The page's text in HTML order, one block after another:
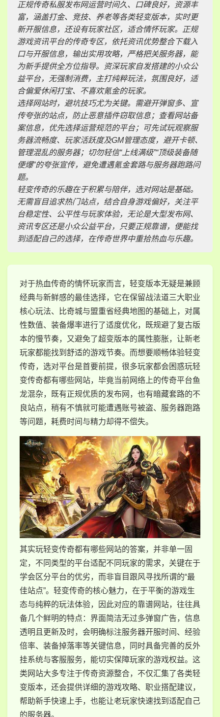
正规传奇私服发布网运营时间久、口碑良好，资源丰
富，涵盖打金、竞技、养老等各类轻变版本，实时更
新开服信息，还设有玩家社区，适合情怀玩家。正规
游戏资讯平台的传奇专区，依托资讯优势整合下载入
口与开服信息，输出实用攻略，严格把关服务器，能
为新手提供全方位指导。资深玩家自发搭建的小众公
益平台，无强制消费，主打纯粹玩法，氛围良好，适
合偏爱休闲打宝、不喜欢氪金的玩家。
选择网站时，避坑技巧尤为关键。需避开弹窗多、宣
传夸张的站点，防止恶意插件窃取信息；查看网站备
案信息，优先选择运营规范的平台；可先试玩观察服
务器流畅度、玩家活跃度及GM管理态度，避开卡顿、
管理混乱的服务器；切勿轻信“上线满级”“顶级装备随
便爆”的夸张宣传，避免遭遇氪金套路与服务器跑路问
题。
轻变传奇的乐趣在于积累与陪伴，选对网站是基础。
无需盲目追求热门站点，结合自身游戏偏好，关注平
台稳定性、公平性与玩家体验，无论是大型发布网、
资讯专区还是小众公益平台，只要正规靠谱，便能找
到适配自己的选择，在传奇世界中重拾热血与乐趣。
对于热血传奇的情怀玩家而言，轻变版本无疑是兼顾
经典与新鲜感的最佳选择，它在保留战法道三大职业
核心玩法、比奇城与盟重省经典地图的基础上，对属
性数值、装备爆率进行了适度优化，既规避了复古版
本的慢节奏，又避免了超变版本的属性膨胀，让新老
玩家都能找到舒适的游戏节奏。而想要顺畅体验轻变
传奇，选对平台是首要前提，很多玩家都会困惑玩轻
变传奇都有哪些网站，毕竟当前网络上的传奇平台鱼
龙混杂，既有正规优质的发布网，也有暗藏套路的不
良站点，稍有不慎就可能遭遇账号被盗、服务器跑路
等问题，耗费时间与精力却得不偿失。
其实玩轻变传奇都有哪些网站的答案，并非单一固
定，不同类型的平台适配不同玩家的需求，关键在于
学会区分平台的优劣，而非盲目跟风寻找所谓的“最
佳站点”。轻变传奇的核心魅力，在于平衡的游戏生
态与纯粹的玩法体验，因此对应的靠谱网站，往往具
备几个鲜明的特点：界面简洁无过多弹窗广告，信息
透明且更新及时，会明确标注服务器开服时间、经验
倍率、装备掉落率等关键信息，同时具备完善的反外
挂系统与客服服务，能切实保障玩家的游戏权益。这
类网站大多专注于传奇资源整合，不仅汇集了各类轻
变版本，还会提供详细的游戏攻略、职业搭配建议，
帮助新手快速上手，也能让老玩家快速找到适配自己
的服务器。